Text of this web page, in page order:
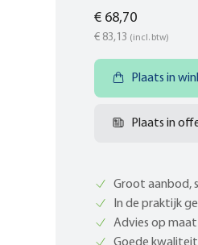
€ 68,70
€ 83,13 (incl. btw)
Plaats in
Plaats in
Groot aanbod,
In de praktijk
Advies op